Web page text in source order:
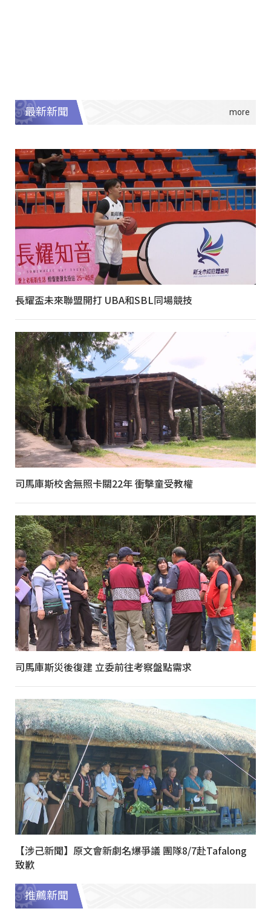
最新新聞
長耀盃未來聯盟開打 UBA和SBL同場競技
司馬庫斯校舍無照卡關22年 衝擊童受教權
司馬庫斯災後復建 立委前往考察盤點需求
【涉己新聞】原文會新劇名爆爭議 團隊8/7赴Tafalong
致歉
推薦新聞